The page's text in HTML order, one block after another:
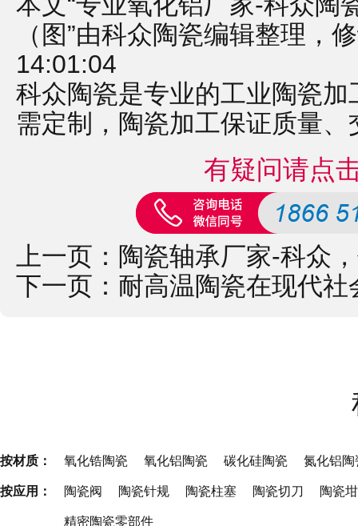
（图”由科众陶瓷编辑整理，
14:01:04
科众陶瓷是专业的工业陶瓷加
需定制， 陶瓷加工保证质量、
有疑问请点
上一页： 陶瓷轴承厂家-科众
下一页： 耐高温陶瓷在现代
按材质： 氧化锆陶瓷 氧化铝陶瓷 碳化硅陶瓷 氮化铝陶
按应用： 陶瓷阀 陶瓷针规 陶瓷柱塞 陶瓷切刀 陶瓷
精密陶瓷零部件